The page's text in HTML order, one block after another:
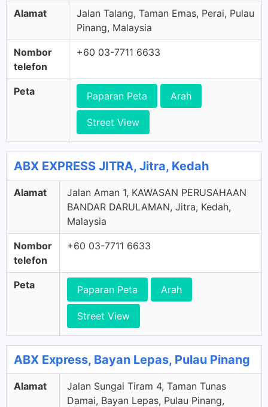
Alamat
Jalan Talang, Taman Emas, Perai, Pulau
Pinang, Malaysia
Nombor
telefon
+60 03-7711 6633
Peta Paparan Peta Arah
Street View
ABX EXPRESS JITRA, Jitra, Kedah
Alamat
Jalan Aman 1, KAWASAN PERUSAHAAN
BANDAR DARULAMAN, Jitra, Kedah,
Malaysia
Nombor
telefon
+60 03-7711 6633
Peta Paparan Peta Arah
Street View
ABX Express, Bayan Lepas, Pulau Pinang
Alamat
Jalan Sungai Tiram 4, Taman Tunas
Damai, Bayan Lepas, Pulau Pinang,